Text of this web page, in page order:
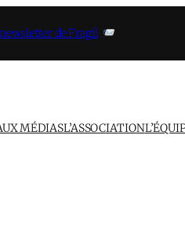
newsletter de Fragil
MÉDIASL’ASSOCIATION